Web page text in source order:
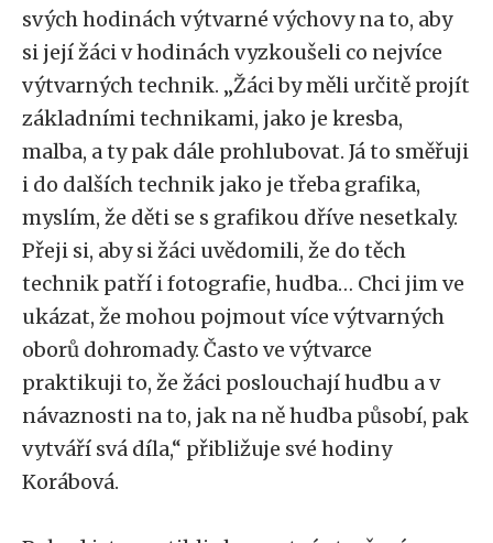
svých hodinách výtvarné výchovy na to, aby
si její žáci v hodinách vyzkoušeli co nejvíce
výtvarných technik. „Žáci by měli určitě projít
základními technikami, jako je kresba,
malba, a ty pak dále prohlubovat. Já to směřuji
i do dalších technik jako je třeba grafika,
myslím, že děti se s grafikou dříve nesetkaly.
Přeji si, aby si žáci uvědomili, že do těch
technik patří i fotografie, hudba… Chci jim ve
ukázat, že mohou pojmout více výtvarných
oborů dohromady. Často ve výtvarce
praktikuji to, že žáci poslouchají hudbu a v
návaznosti na to, jak na ně hudba působí, pak
vytváří svá díla,“ přibližuje své hodiny
Korábová.